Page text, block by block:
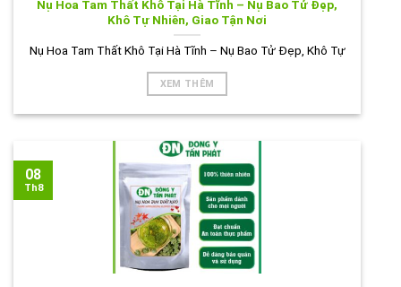
Nụ Hoa Tam Thất Khô Tại Hà Tĩnh – Nụ Bao Tử Đẹp,
Khô Tự Nhiên, Giao Tận Nơi
Nụ Hoa Tam Thất Khô Tại Hà Tĩnh – Nụ Bao Tử Đẹp, Khô Tự
XEM THÊM
08
Th8